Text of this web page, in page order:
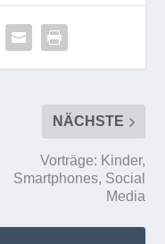
NÄCHSTE
Vorträge: Kinder,
Smartphones, Social
Media